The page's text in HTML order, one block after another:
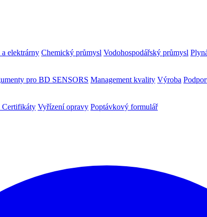
elektrárny Chemický průmysl Vodohospodářský průmysl
pro BD SENSORS Management kvality Výroba
Certifikáty Vyřízení opravy Poptávkový formulář